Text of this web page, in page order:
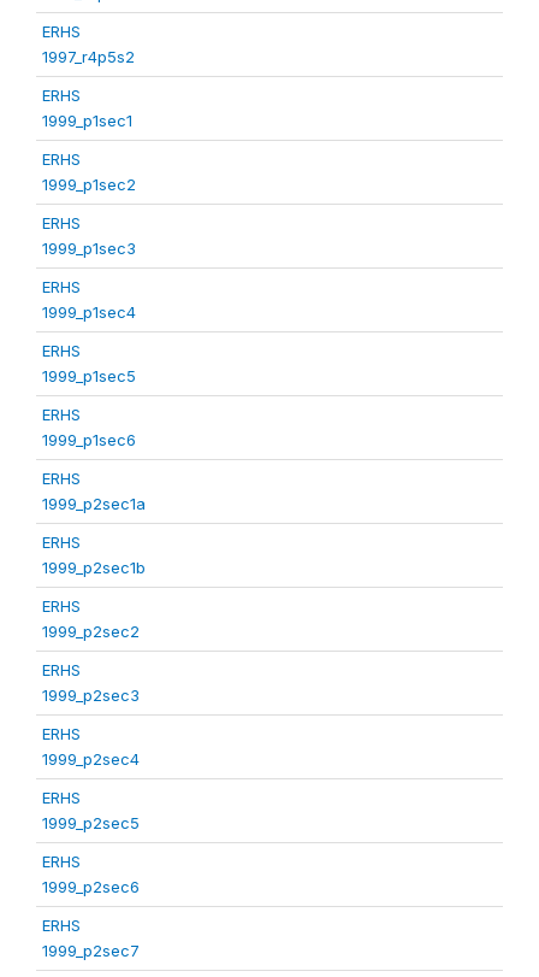
ERHS
1997_r4p5s2
ERHS
1999_p1sec1
ERHS
1999_p1sec2
ERHS
1999_p1sec3
ERHS
1999_p1sec4
ERHS
1999_p1sec5
ERHS
1999_p1sec6
ERHS
1999_p2sec1a
ERHS
1999_p2sec1b
ERHS
1999_p2sec2
ERHS
1999_p2sec3
ERHS
1999_p2sec4
ERHS
1999_p2sec5
ERHS
1999_p2sec6
ERHS
1999_p2sec7